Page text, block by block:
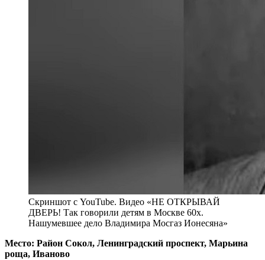
Скриншот с YouTube. Видео «НЕ ОТКРЫВАЙ
ДВЕРЬ! Так говорили детям в Москве 60х.
Нашумевшее дело Владимира Мосгаз Ионесяна»
Место: Район Сокол, Ленинградский проспект, Марьина
роща, Иваново